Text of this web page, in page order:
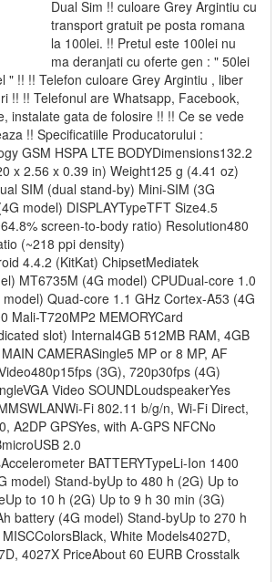
Dual Sim !! culoare Grey Argintiu cu
transport gratuit pe posta romana
la 100lei. !! Pretul este 100lei nu
ma deranjati cu oferte gen : " 50lei
" !! !! Telefon culoare Grey Argintiu , liber
!! !! Telefonul are Whatsapp, Facebook,
instalate gata de folosire !! !! Ce se vede
!! Specificatiile Producatorului :
GSM HSPA LTE BODYDimensions132.2
x 2.56 x 0.39 in) Weight125 g (4.41 oz)
SIM (dual stand-by) Mini-SIM (3G
model) DISPLAYTypeTFT Size4.5
screen-to-body ratio) Resolution480
(~218 ppi density)
4.4.2 (KitKat) ChipsetMediatek
MT6735M (4G model) CPUDual-core 1.0
Quad-core 1.1 GHz Cortex-A53 (4G
Mali-T720MP2 MEMORYCard
slot) Internal4GB 512MB RAM, 4GB
CAMERASingle5 MP or 8 MP, AF
(3G), 720p30fps (4G)
Video SOUNDLoudspeakerYes
Fi 802.11 b/g/n, Wi-Fi Direct,
A2DP GPSYes, with A-GPS NFCNo
2.0
BATTERYTypeLi-Ion 1400
model) Stand-byUp to 480 h (2G) Up to
to 10 h (2G) Up to 9 h 30 min (3G)
battery (4G model) Stand-byUp to 270 h
White Models4027D,
4027X PriceAbout 60 EURB Crosstalk